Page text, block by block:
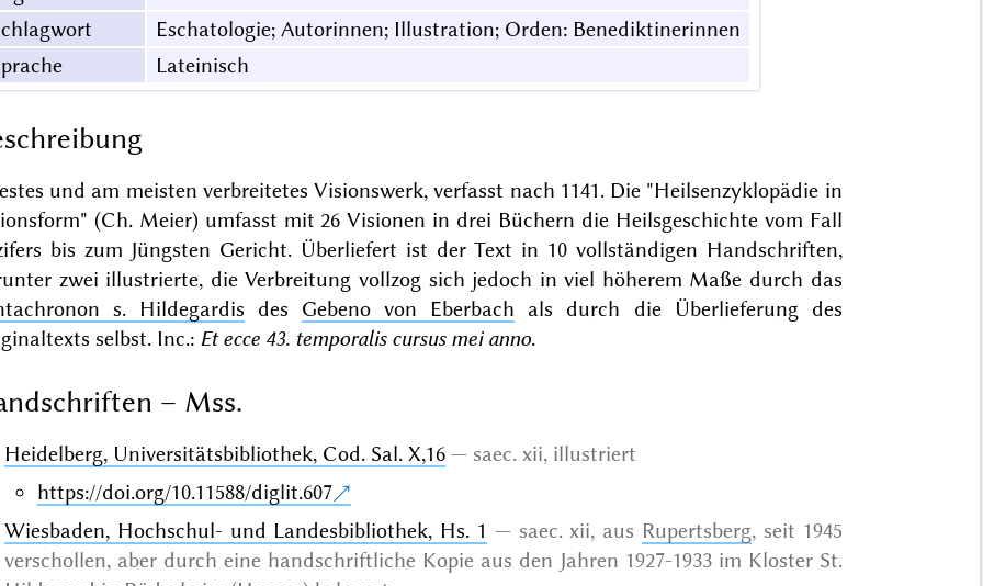
Eschatologie; Autorinnen; Illustration; Orden: Benediktinerinnen
Lateinisch
und am meisten verbreitetes Visionswerk, verfasst nach 1141. Die "Heilsenzyklopädie in
(Ch. Meier) umfasst mit 26 Visionen in drei Büchern die Heilsgeschichte vom Fall
bis zum Jüngsten Gericht. Überliefert ist der Text in 10 vollständigen Handschriften,
zwei illustrierte, die Verbreitung vollzog sich jedoch in viel höherem Maße durch das
s. Hildegardis des Gebeno von Eberbach als durch die Überlieferung des
selbst. Inc.: Et ecce 43. temporalis cursus mei anno.
– Mss.
Heidelberg, Universitätsbibliothek, Cod. Sal. X,16
saec. xii, illustriert
https://doi.org/10.11588/diglit.607
Wiesbaden, Hochschul- und Landesbibliothek, Hs. 1
saec. xii, aus Rupertsberg, seit 1945
verschollen, aber durch eine handschriftliche Kopie aus den Jahren 1927-1933 im Kloster St.